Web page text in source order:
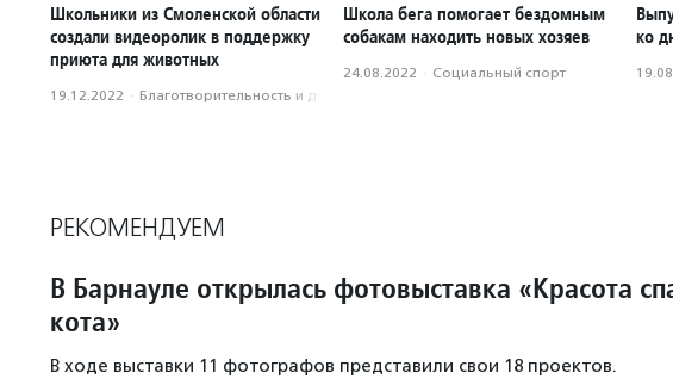
Школьники из Смоленской области
создали видеоролик в поддержку
приюта для животных
19.12.2022 · Благотвори­тель­ность и доброволь­чест­во
Школа бега помогает бездомным
собакам находить новых хозяев
24.08.2022 · Социальный спорт
ко
РЕКОМЕНДУЕМ
В Барнауле открылась фотовыставка «Красота
кота»
В ходе выставки 11 фотографов представили свои 18 проектов.